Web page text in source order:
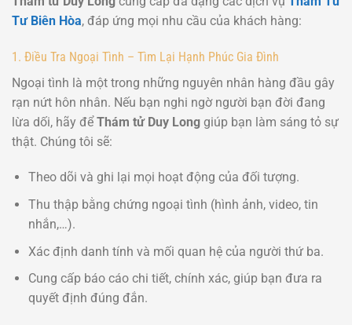
Tư Biên Hòa, đáp ứng mọi nhu cầu của khách hàng:
1. Điều Tra Ngoại Tình – Tìm Lại Hạnh Phúc Gia Đình
Ngoại tình là một trong những nguyên nhân hàng đầu gây
rạn nứt hôn nhân. Nếu bạn nghi ngờ người bạn đời đang
lừa dối, hãy đểThám tử Duy Long giúp bạn làm sáng tỏ sự
thật. Chúng tôi sẽ:
Theo dõi và ghi lại mọi hoạt động của đối tượng.
Thu thập bằng chứng ngoại tình (hình ảnh, video, tin
nhắn,…).
Xác định danh tính và mối quan hệ của người thứ ba.
Cung cấp báo cáo chi tiết, chính xác, giúp bạn đưa ra
quyết định đúng đắn.